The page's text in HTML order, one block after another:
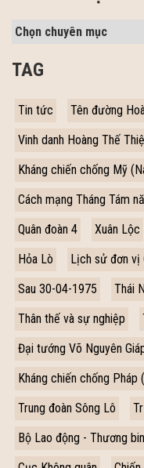
TAG
Tin tức
Tên đường
Vinh danh Hoàng Thế
Kháng chiến chống Mỹ
Cách mạng Tháng Tám
Quân đoàn 4
Xuân Lộc
Hỏa Lò
Lịch sử đơn vị
Sau 30-04-1975
Thái
Thân thế và sự nghiệp
Đại tướng Võ Nguyên
Kháng chiến chống
Trung đoàn Sông Lô
Bộ Lao động - Thương